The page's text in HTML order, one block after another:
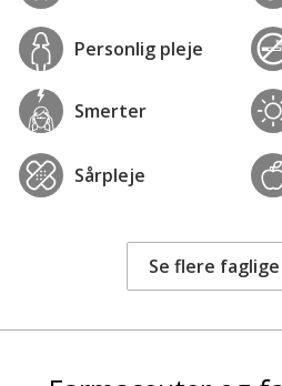
Personlig pleje
Smerter
Sårpleje
Se flere